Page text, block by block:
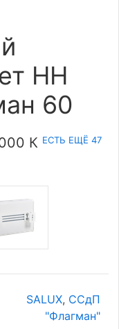
НН
60
К ЕСТЬ ЕЩЁ 47
SALUX, ССдП
"Флагман"